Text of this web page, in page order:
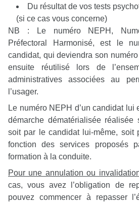
Du résultat de vos tests
(si ce cas vous concerne)
NB : Le numéro NEPH,
Préfectoral Harmonisé, est le
candidat, qui deviendra son
ensuite réutilisé lors de
administratives associées au
l’usager.
Le numéro NEPH d’un candidat lui
démarche dématérialisée réalisée
soit par le candidat lui-même, soit
fonction des services proposés
formation à la conduite.
Pour une annulation ou
cas, vous avez l’obligation de
pouvez commencer à repasser